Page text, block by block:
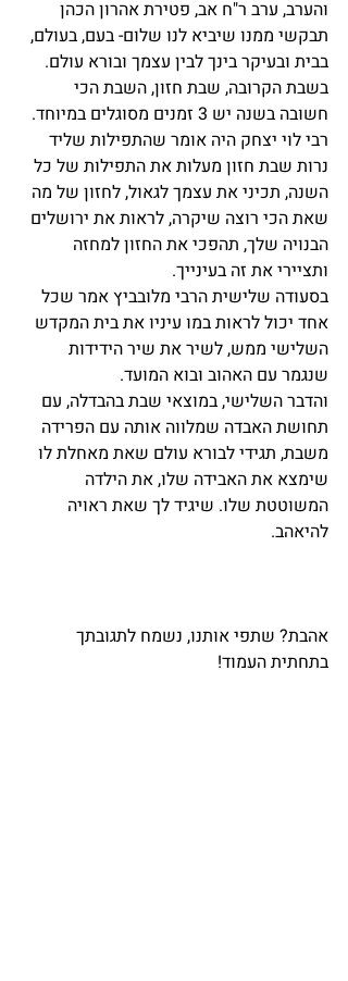
והערב, ערב ר"ח אב, פטירת אהרון הכהן
תבקשי ממנו שיביא לנו שלום- בעם, בעולם,
בבית ובעיקר בינך לבין עצמך ובורא עולם.
בשבת הקרובה, שבת חזון, השבת הכי
חשובה בשנה יש 3 זמנים מסוגלים במיוחד.
רבי לוי יצחק היה אומר שהתפילות שליד
נרות שבת חזון מעלות את התפילות של כל
השנה, תכיני את עצמך לגאול, לחזון של מה
שאת הכי רוצה שיקרה, לראות את ירושלים
הבנויה שלך, תהפכי את החזון למחזה
ותציירי את זה בעינייך.
בסעודה שלישית הרבי מלובביץ אמר שכל
אחד יכול לראות במו עיניו את בית המקדש
השלישי ממש, לשיר את שיר הידידות
שנגמר עם האהוב ובוא המועד.
והדבר השלישי, במוצאי שבת בהבדלה, עם
תחושת האבדה שמלווה אותה עם הפרידה
משבת, תגידי לבורא עולם שאת מאחלת לו
שימצא את האבידה שלו, את הילדה
המשוטטת שלו. שיגיד לך שאת ראויה
להיאהב.
אהבת? שתפי אותנו, נשמח לתגובתך
בתחתית העמוד!